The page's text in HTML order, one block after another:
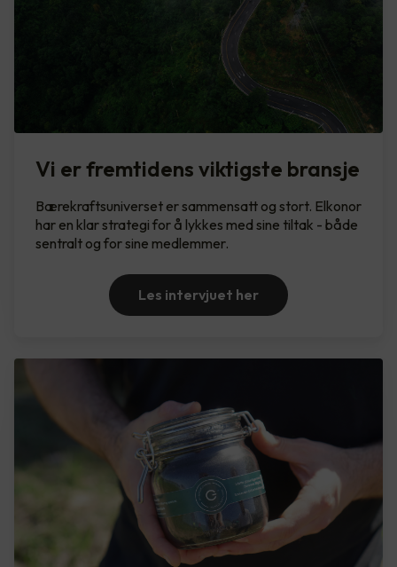
Vi er fremtidens viktigste bransje
Bærekraftsuniverset er sammensatt og stort. Elkonor
har en klar strategi for å lykkes med sine tiltak - både
sentralt og for sine medlemmer.
Les intervjuet her